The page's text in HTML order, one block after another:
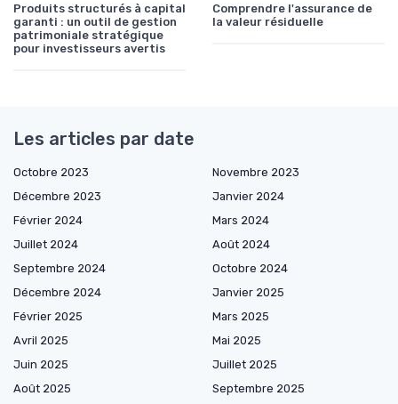
Produits structurés à capital
garanti : un outil de gestion
patrimoniale stratégique
pour investisseurs avertis
Comprendre l'assurance de
la valeur résiduelle
Les articles par date
Octobre 2023
Novembre 2023
Décembre 2023
Janvier 2024
Février 2024
Mars 2024
Juillet 2024
Août 2024
Septembre 2024
Octobre 2024
Décembre 2024
Janvier 2025
Février 2025
Mars 2025
Avril 2025
Mai 2025
Juin 2025
Juillet 2025
Août 2025
Septembre 2025